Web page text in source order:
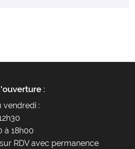
:
vendredi :
à 18h00
RDV avec permanence